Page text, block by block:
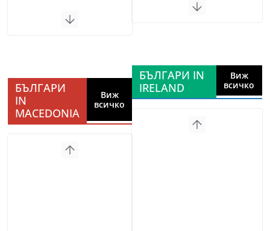
БЪЛГАРИ
IN
MACEDONIA
Виж
всичко
БЪЛГАРИ IN
IRELAND
Виж
всичко